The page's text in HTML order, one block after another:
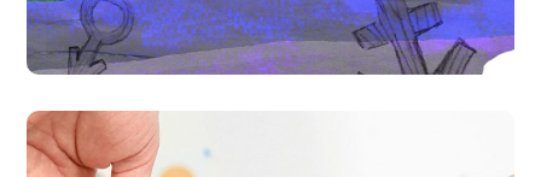
#EDUCACIÓN #SALUD